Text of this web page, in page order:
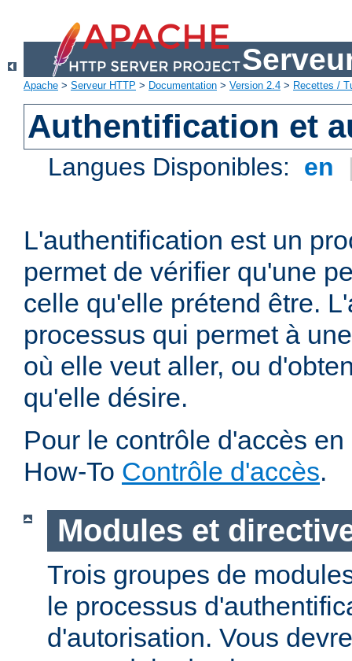
Apache > Serveur HTTP > Documentation > Version 2.4 > Recettes /
Authentification et
Langues Disponibles: en
L'authentification est un
permet de vérifier qu'une
celle qu'elle prétend être.
processus qui permet à
où elle veut aller, ou
qu'elle désire.
Pour le contrôle d'accès
How-To Contrôle d'accès.
Modules et
Trois groupes de
le processus
d'autorisation. Vous